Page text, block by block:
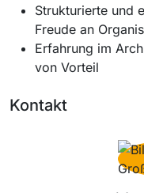
Strukturierte und
Freude an
Erfahrung im
von Vorteil
Kontakt